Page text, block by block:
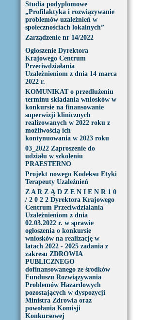
Studia podyplomowe
„Profilaktyka i rozwiązywanie
problemów uzależnień w
społecznościach lokalnych”
Zarządzenie nr 14/2022
Ogłoszenie Dyrektora
Krajowego Centrum
Przeciwdziałania
Uzależnieniom z dnia 14 marca
2022 r.
KOMUNIKAT o przedłużeniu
terminu składania wniosków w
konkursie na finansowanie
superwizji klinicznych
realizowanych w 2022 roku z
możliwością ich
kontynuowania w 2023 roku
03_2022 Zaproszenie do
udziału w szkoleniu
PRAESTERNO
Projekt nowego Kodeksu Etyki
Terapeuty Uzależnień
Z A R Z Ą D Z E N I E N R 1 0
/ 2 0 2 2 Dyrektora Krajowego
Centrum Przeciwdziałania
Uzależnieniom z dnia
02.03.2022 r. w sprawie
ogłoszenia o konkursie
wniosków na realizację w
latach 2022 - 2025 zadania z
zakresu ZDROWIA
PUBLICZNEGO
dofinansowanego ze środków
Funduszu Rozwiązywania
Problemów Hazardowych
pozostających w dyspozycji
Ministra Zdrowia oraz
powołania Komisji
Konkursowej